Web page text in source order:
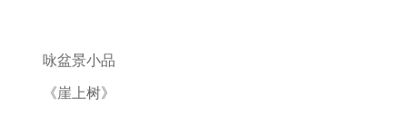
咏盆景小品
《崖上树》